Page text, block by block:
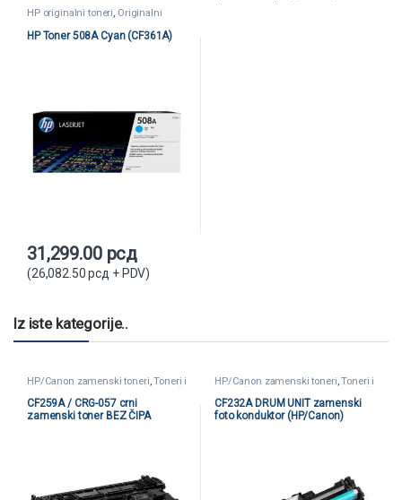
HP originalni toneri, Originalni
HP Toner 508A Cyan (CF361A)
31,299.00 рсд
(26,082.50рсд + PDV)
Iz iste kategorije..
HP/Canon zamenski toneri,Toneri i
kertridži
Zamenski toneri i kertridži
CF259A / CRG-057 crni
zamenski toner BEZ ČIPA
HP/Canon zamenski toneri,Toneri i
kertridži
Zamenski toneri i kertridži
CF232A DRUM UNIT zamenski
foto konduktor (HP/Canon)